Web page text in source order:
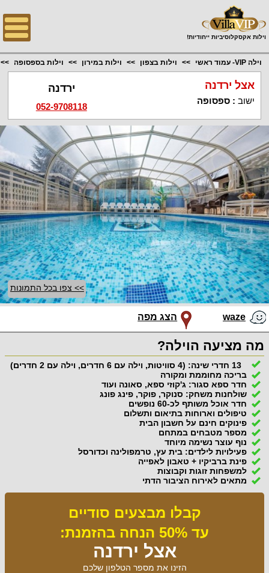
וילות אקסקלוסיביות ייחודיות!
וילה VIP- עמוד ראשי וילות בצפון וילות במירון וילות בספסופה
אצל ירדנה
ישוב :ספסופה
ירדנה
052-9708118
>> צפו בכל התמונות
waze הצג מפה
מה מציעה הוילה?
13 חדרי שינה: (4 סוויטות, וילה עם 6 חדרים, וילה עם 2 חדרים)
בריכה מחוממת ומקורה
חדר ספא סגור: ג'קוזי ספא, סאונה ועוד
שולחנות משחק: סנוקר, פוקר, פינג פונג
חדר אוכל משותף לכ-60 נופשים
טיפולים וארוחות בתיאום ותשלום
פינוקים חינם על חשבון הבית
מספר מטבחים במתחם
נוף עוצר נשימה מיוחד
פעילויות לילדים: בית עץ, טרמפולינה וכדורסל
פינת ברביקיו + טאבון לאפייה
למשפחות זוגות וקבוצות
מתאים לאירוח הציבור הדתי
קבלו מבצעים סודיים
עד 50% הנחה בהזמנת:
אצל ירדנה
הזינו את מספר הטלפון שלכם